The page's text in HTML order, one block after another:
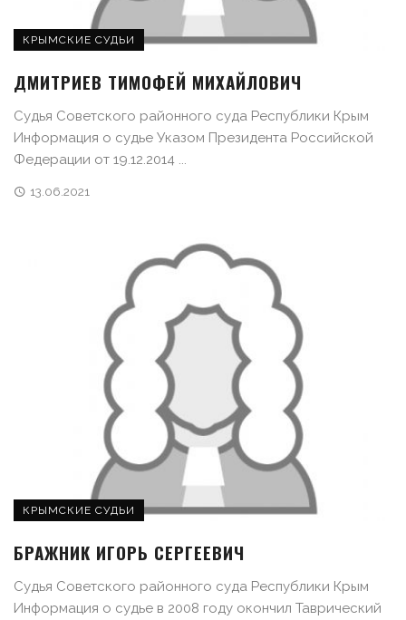
КРЫМСКИЕ СУДЬИ
ДМИТРИЕВ ТИМОФЕЙ МИХАЙЛОВИЧ
Судья Советского районного суда Республики Крым
Информация о судье Указом Президента Российской
Федерации от 19.12.2014 ...
13.06.2021
КРЫМСКИЕ СУДЬИ
БРАЖНИК ИГОРЬ СЕРГЕЕВИЧ
Судья Советского районного суда Республики Крым
Информация о судье в 2008 году окончил Таврический